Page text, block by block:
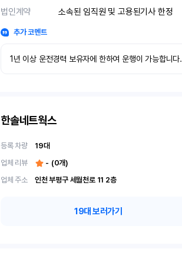
법인계약
소속된 임직원 및 고용된기사 한정
추가 코멘트
1년 이상 운전경력 보유자에 한하여 운행이 가능합니다.
한솔네트웍스
등록 차량 19대
업체 리뷰
- (0개)
업체 주소
인천 부평구 세월천로 11	2층
19대 보러가기